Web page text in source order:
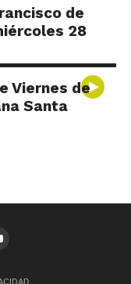
de
28
Viernes de
Santa